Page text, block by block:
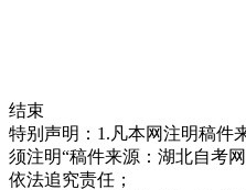
结束
特别声明：1.凡本网注明稿件
须注明“稿件来源：湖北自考
依法追究责任；